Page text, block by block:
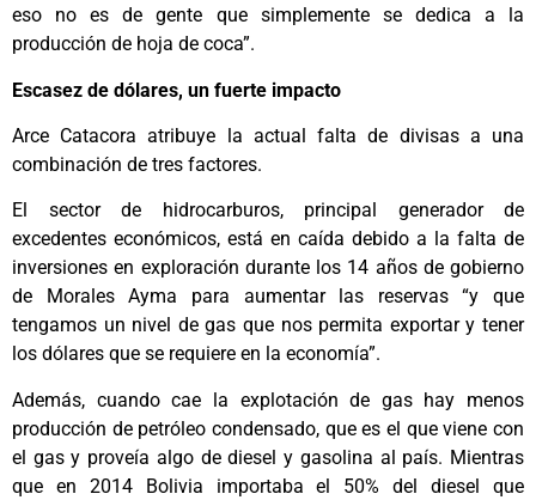
eso no es de gente que simplemente se dedica a la
producción de hoja de coca”.
Escasez de dólares, un fuerte impacto
Arce Catacora atribuye la actual falta de divisas a una
combinación de tres factores.
El sector de hidrocarburos, principal generador de
excedentes económicos, está en caída debido a la falta de
inversiones en exploración durante los 14 años de gobierno
de Morales Ayma para aumentar las reservas “y que
tengamos un nivel de gas que nos permita exportar y tener
los dólares que se requiere en la economía”.
Además, cuando cae la explotación de gas hay menos
producción de petróleo condensado, que es el que viene con
el gas y proveía algo de diesel y gasolina al país. Mientras
que en 2014 Bolivia importaba el 50% del diesel que